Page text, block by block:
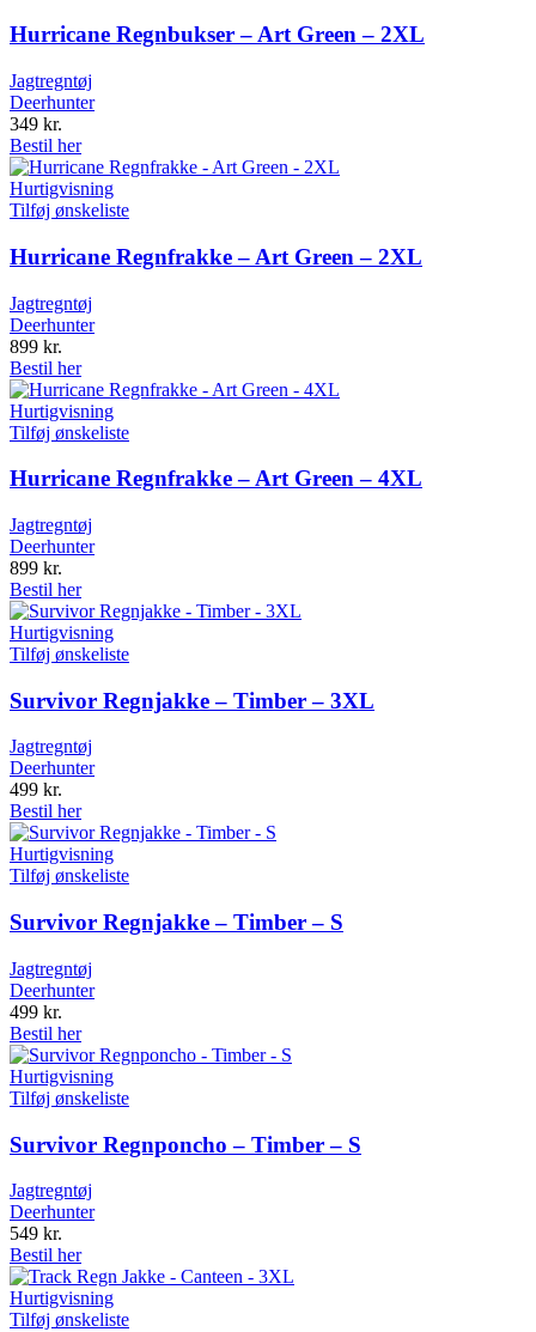
Hurricane Regnbukser – Art Green – 2XL
Jagtregntøj
Deerhunter
349 kr.
Bestil her
Hurtigvisning
Tilføj ønskeliste
Hurricane Regnfrakke – Art Green – 2XL
Jagtregntøj
Deerhunter
899 kr.
Bestil her
Hurtigvisning
Tilføj ønskeliste
Hurricane Regnfrakke – Art Green – 4XL
Jagtregntøj
Deerhunter
899 kr.
Bestil her
Hurtigvisning
Tilføj ønskeliste
Survivor Regnjakke – Timber – 3XL
Jagtregntøj
Deerhunter
499 kr.
Bestil her
Hurtigvisning
Tilføj ønskeliste
Survivor Regnjakke – Timber – S
Jagtregntøj
Deerhunter
499 kr.
Bestil her
Hurtigvisning
Tilføj ønskeliste
Survivor Regnponcho – Timber – S
Jagtregntøj
Deerhunter
549 kr.
Bestil her
Hurtigvisning
Tilføj ønskeliste